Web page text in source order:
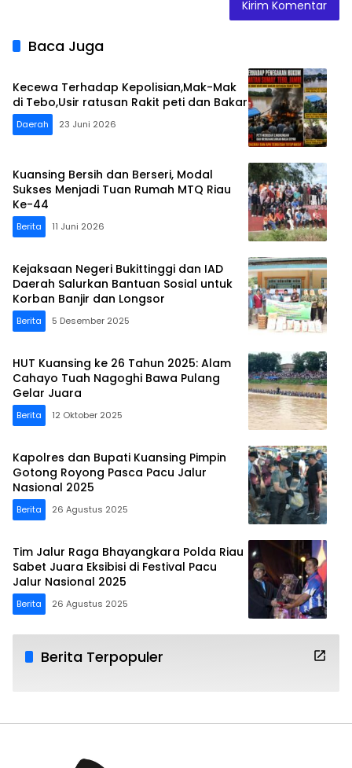
Baca Juga
Kecewa Terhadap Kepolisian,Mak-Mak
di Tebo,Usir ratusan Rakit peti dan Bakar
Daerah 23 Juni 2026
Kuansing Bersih dan Berseri, Modal
Sukses Menjadi Tuan Rumah MTQ Riau
Ke-44
Berita 11 Juni 2026
Kejaksaan Negeri Bukittinggi dan IAD
Daerah Salurkan Bantuan Sosial untuk
Korban Banjir dan Longsor
Berita 5 Desember 2025
HUT Kuansing ke 26 Tahun 2025: Alam
Cahayo Tuah Nagoghi Bawa Pulang
Gelar Juara
Berita 12 Oktober 2025
Kapolres dan Bupati Kuansing Pimpin
Gotong Royong Pasca Pacu Jalur
Nasional 2025
Berita 26 Agustus 2025
Tim Jalur Raga Bhayangkara Polda Riau
Sabet Juara Eksibisi di Festival Pacu
Jalur Nasional 2025
Berita 26 Agustus 2025
Berita Terpopuler